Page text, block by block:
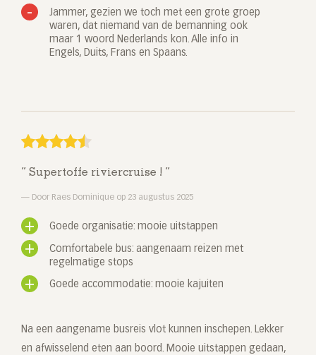
Jammer, gezien we toch met een grote groep
waren, dat niemand van de bemanning ook
maar 1 woord Nederlands kon. Alle info in
Engels, Duits, Frans en Spaans.
Supertoffe riviercruise !
Door Raes Dominique op 23 augustus 2025
Goede organisatie: mooie uitstappen
Comfortabele bus: aangenaam reizen met
regelmatige stops
Goede accommodatie: mooie kajuiten
Na een aangename busreis vlot kunnen inschepen. Lekker
en afwisselend eten aan boord. Mooie uitstappen gedaan,